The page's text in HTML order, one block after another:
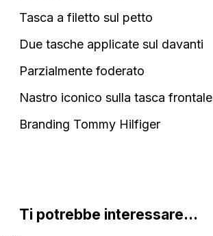
Tasca a filetto sul petto
Due tasche applicate sul davanti
Parzialmente foderato
Nastro iconico sulla tasca frontale
Branding Tommy Hilfiger
Ti potrebbe interessare…